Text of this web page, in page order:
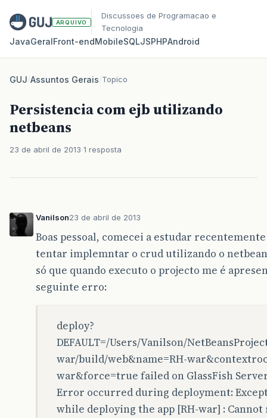
ARQUIVO
Discussoes de Programacao e
Tecnologia
JavaGeralFront‑endMobileSQLJSPHPAndroid
GUJ/Assuntos Gerais/Topico
Persistencia com ejb utilizando
netbeans
23 de abril de 2013 1 resposta
Vanilson23 de abril de 2013
Boas pessoal, comecei a estudar recentemente
tentar implemntar o crud utilizando o
só que quando executo o projecto me é
seguinte erro:
deploy?
DEFAULT=/Users/Vanilson/
war/build/web&name=RH-
war&force=true failed on GlassFish
Error occurred during deployment:
while deploying the app [RH-war] : Cannot